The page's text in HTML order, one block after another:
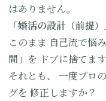
はありません。
「婚活の設計（前提
このまま 自己流で悩
間」を ドブに捨てま
それとも、
一度プロ
グを 修正しますか？